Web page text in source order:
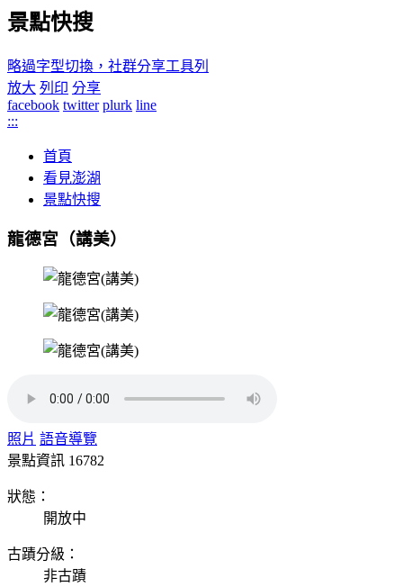
景點快搜
略過字型切換，社群分享工具列
放大 列印 分享
facebook twitter plurk line
:::
首頁
看見澎湖
景點快搜
龍德宮（講美）
照片 語音導覽
景點資訊 16782
狀態：
開放中
古蹟分級：
非古蹟